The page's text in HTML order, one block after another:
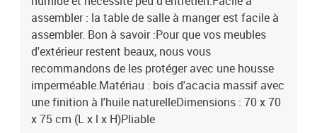
assembler : la table de salle à manger est facile à
assembler. Bon à savoir :Pour que vos meubles
d'extérieur restent beaux, nous vous
recommandons de les protéger avec une housse
imperméable.Matériau : bois d'acacia massif avec
une finition à l'huile naturelleDimensions : 70 x 70
x 75 cm (L x l x H)Pliable